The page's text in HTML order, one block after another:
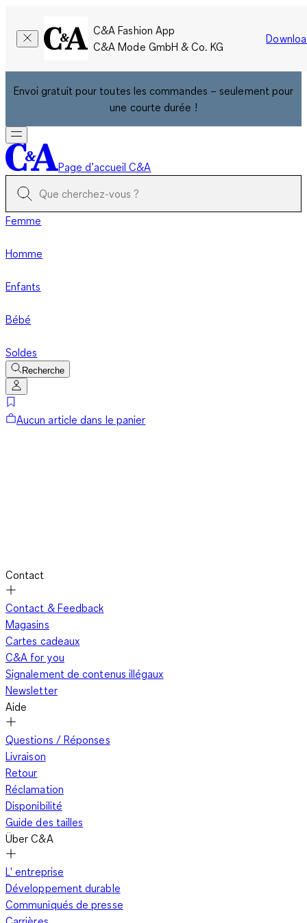
C&A Fashion App
C&A Mode GmbH & Co. KG
Envoi gratuit pour toutes les commandes – seulement pour
une courte durée !
Page d’accueil C&A
Femme
Homme
Enfants
Bébé
Soldes
Recherche
Aucun article dans le panier
Contact
Contact & Feedback
Magasins
Cartes cadeaux
C&A for you
Signalement de contenus illégaux
Newsletter
Aide
Questions / Réponses
Livraison
Retour
Réclamation
Disponibilité
Guide des tailles
Über C&A
L' entreprise
Développement durable
Communiqués de presse